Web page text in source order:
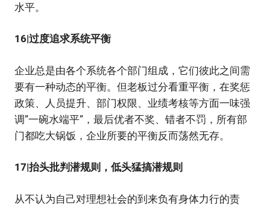
水平。
16|过度追求系统平衡
企业总是由各个系统各个部门组成，它们彼此之间需
要有一种动态的平衡。但老板过分看重平衡，在奖惩
政策、人员提升、部门权限、业绩考核等方面一味强
调”一碗水端平”，最后优者不奖、错者不罚，所有部
门都吃大锅饭，企业所要的平衡反而荡然无存。
17|抬头批判潜规则，低头猛搞潜规则
从不认为自己对理想社会的到来负有身体力行的责